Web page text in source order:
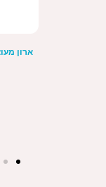
לחדר ילדים רוחב 150 דגם קיוב5